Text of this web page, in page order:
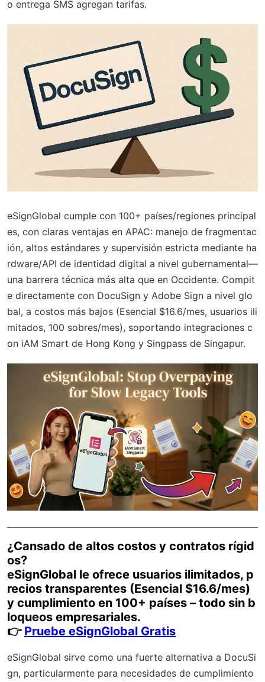
o entrega SMS agregan tarifas.
eSignGlobal cumple con 100+ países/regiones principal
es, con claras ventajas en APAC: manejo de fragmentac
ión, altos estándares y supervisión estricta mediante ha
rdware/API de identidad digital a nivel gubernamental—
una barrera técnica más alta que en Occidente. Compit
e directamente con DocuSign y Adobe Sign a nivel glo
bal, a costos más bajos (Esencial $16.6/mes, usuarios ili
mitados, 100 sobres/mes), soportando integraciones c
on iAM Smart de Hong Kong y Singpass de Singapur.
¿Cansado de altos costos y contratos rígid
os?
eSignGlobal le ofrece usuarios ilimitados, p
recios transparentes (Esencial $16.6/mes)
y cumplimiento en 100+ países – todo sin b
loqueos empresariales.
👉 Pruebe eSignGlobal Gratis
eSignGlobal sirve como una fuerte alternativa a DocuSi
gn, particularmente para necesidades de cumplimiento